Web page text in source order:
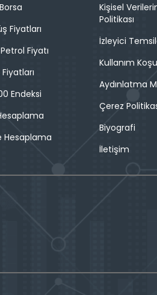
Fiyatları
Fiyatı
Endeksi
Hesaplama
Kişisel
Politikası
İzleyici
Kullanım
Aydınlatma
Çerez
Biyografi
İletişim